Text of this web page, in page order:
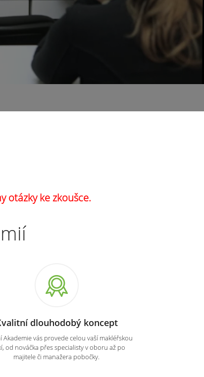
otázky ke zkoušce.
dlouhodobý koncept
Akademie vás provede celou vaší makléřskou
od nováčka přes specialisty v oboru až po
majitele či manažera pobočky.